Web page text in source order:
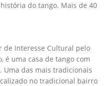
do tango. Mais de 40
de Interesse Cultural pelo
é uma casa de tango com
Uma das mais tradicionais
no tradicional bairro